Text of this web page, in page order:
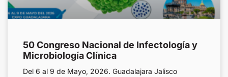
50 Congreso Nacional de Infectología y
Microbiología Clínica
Del 6 al 9 de Mayo, 2026. Guadalajara Jalisco